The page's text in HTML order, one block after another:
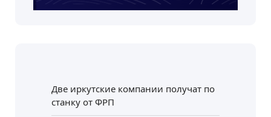
Две иркутские компании получат по
станку от ФРП